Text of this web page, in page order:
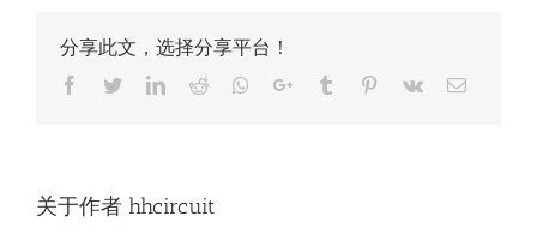
分享此文，选择分享平台！
Facebook
TwitterLinkedIn
Reddit Whatsapp
Google+Tumblr Pinterest
Vk Email
关于作者 hhcircuit